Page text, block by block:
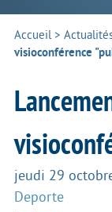
Accueil>
visioconférence
jeudi 29
Deporte